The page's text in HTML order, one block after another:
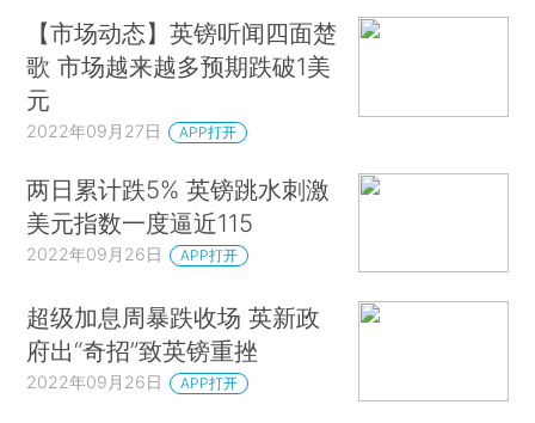
【市场动态】英镑听闻四面楚
歌 市场越来越多预期跌破1美
元
2022年09月27日 APP打开
两日累计跌5% 英镑跳水刺激
美元指数一度逼近115
2022年09月26日 APP打开
超级加息周暴跌收场 英新政
府出“奇招”致英镑重挫
2022年09月26日 APP打开